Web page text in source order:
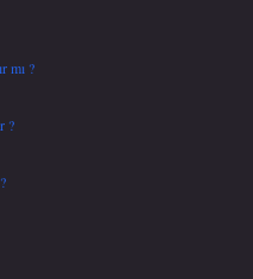
mı ?
?